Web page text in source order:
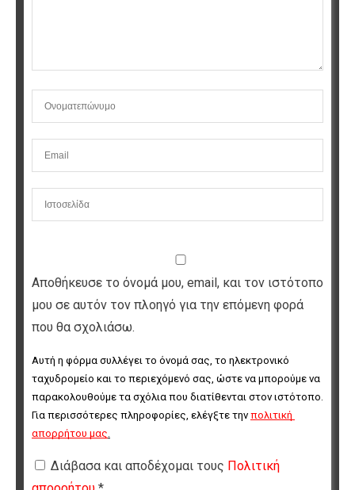
Αποθήκευσε το όνομά μου, email, και τον ιστότοπο
μου σε αυτόν τον πλοηγό για την επόμενη φορά
που θα σχολιάσω.
Αυτή η φόρμα συλλέγει το όνομά σας, το ηλεκτρονικό
ταχυδρομείο και το περιεχόμενό σας, ώστε να μπορούμε να
παρακολουθούμε τα σχόλια που διατίθενται στον ιστότοπο.
Για περισσότερες πληροφορίες, ελέγξτε την πολιτική
απορρήτου μας
Διάβασα και αποδέχομαι τους Πολιτική